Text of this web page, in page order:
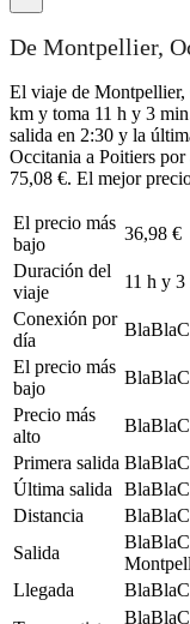
De Montpellier,
El viaje de Montpellier,
km y toma 11 h y 3
salida en 2:30 y la
Occitania a Poitiers
75,08 €. El mejor
El precio más
bajo
36,98 €
Duración del
viaje
11 h y 3
Conexión por
día
El precio más
bajo
Precio más
alto
Primera salida
Última salida
Distancia
Salida
Llegada